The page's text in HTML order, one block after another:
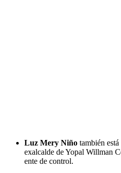
Luz Mery Niño también
exalcalde de Yopal Willman
ente de control.